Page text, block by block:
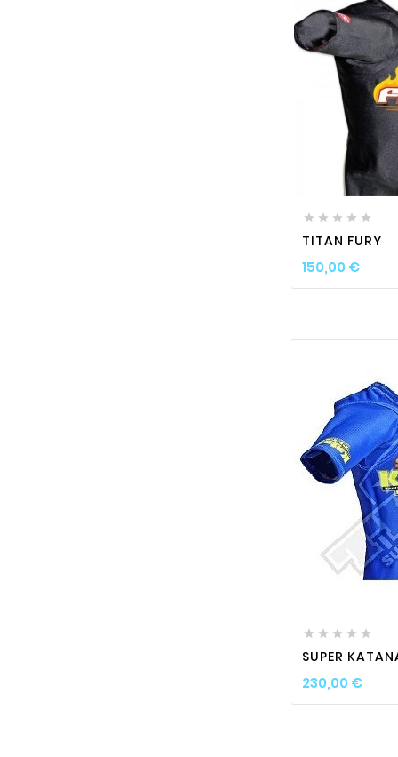

    
TITAN FURY
150,00 €Prix
    
SUPER
230,00 €Prix